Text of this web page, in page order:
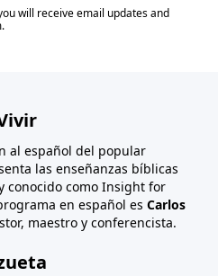
al español del popular
las enseñanzas bíblicas
conocido como Insight for
en español es Carlos
maestro y conferencista.